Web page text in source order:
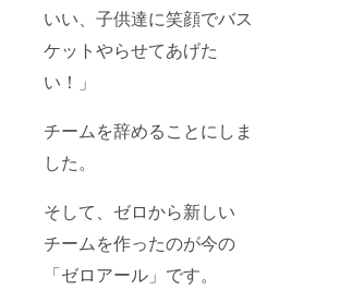
いい、子供達に笑顔でバス
ケットやらせてあげた
い！」
チームを辞めることにしま
した。
そして、ゼロから新しい
チームを作ったのが今の
「ゼロアール」です。